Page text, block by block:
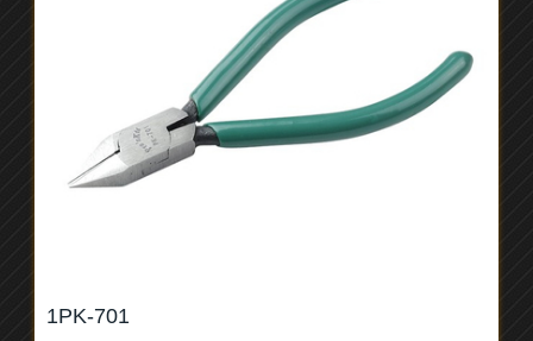
1PK-701